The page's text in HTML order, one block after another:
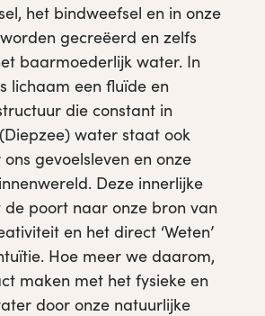
het bindweefsel en in onze
gecreëerd en zelfs
baarmoederlijk water. In
lichaam een fluïde en
die constant in
water staat ook
gevoelsleven en onze
Deze innerlijke
poort naar onze bron van
en het direct ‘Weten’
Hoe meer we daarom,
maken met het fysieke en
door onze natuurlijke